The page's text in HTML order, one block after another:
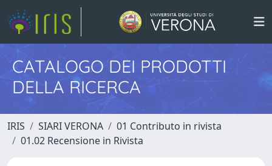
CATALOGO DEI PRODOTTI
DELLA RICERCA
IRIS SIARI VERONA
01 Contributo in rivista
01.02 Recensione in Rivista